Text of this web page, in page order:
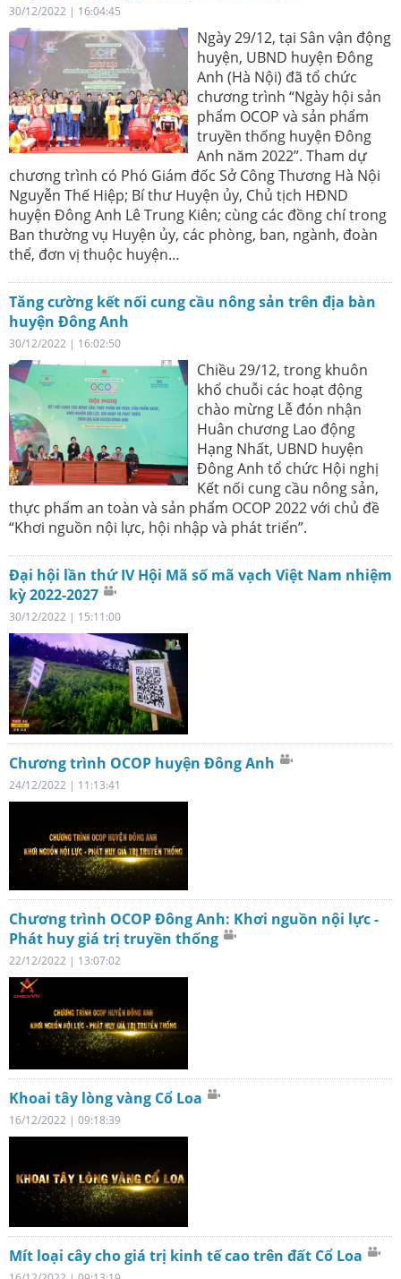
30/12/2022 | 16:04:45
Ngày 29/12, tại Sân vận động
huyện, UBND huyện Đông
Anh (Hà Nội) đã tổ chức
chương trình “Ngày hội sản
phẩm OCOP và sản phẩm
truyền thống huyện Đông
Anh năm 2022”. Tham dự
chương trình có Phó Giám đốc Sở Công Thương Hà Nội
Nguyễn Thế Hiệp; Bí thư Huyện ủy, Chủ tịch HĐND
huyện Đông Anh Lê Trung Kiên; cùng các đồng chí trong
Ban thường vụ Huyện ủy, các phòng, ban, ngành, đoàn
thể, đơn vị thuộc huyện…
Tăng cường kết nối cung cầu nông sản trên địa bàn
huyện Đông Anh
30/12/2022 | 16:02:50
Chiều 29/12, trong khuôn
khổ chuỗi các hoạt động
chào mừng Lễ đón nhận
Huân chương Lao động
Hạng Nhất, UBND huyện
Đông Anh tổ chức Hội nghị
Kết nối cung cầu nông sản,
thực phẩm an toàn và sản phẩm OCOP 2022 với chủ đề
“Khơi nguồn nội lực, hội nhập và phát triển”.
Đại hội lần thứ IV Hội Mã số mã vạch Việt Nam nhiệm
kỳ 2022-2027
30/12/2022 | 15:11:00
Chương trình OCOP huyện Đông Anh
24/12/2022 | 11:13:41
Chương trình OCOP Đông Anh: Khơi nguồn nội lực -
Phát huy giá trị truyền thống
22/12/2022 | 13:07:02
Khoai tây lòng vàng Cổ Loa
16/12/2022 | 09:18:39
Mít loại cây cho giá trị kinh tế cao trên đất Cổ Loa